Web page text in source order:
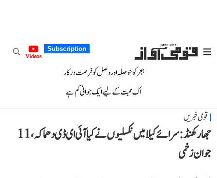
Subscription
Videos
ہجر کو حوصلہ اور وصل کو فرصت درکار
اک محبت کے لیے ایک جوانی کم ہے
قومی خبریں
جھارکھنڈ: سرائے کیلا میں نکسلیوں نے کیا آئی ای ڈی دھماکہ، 11
جوان زخمی